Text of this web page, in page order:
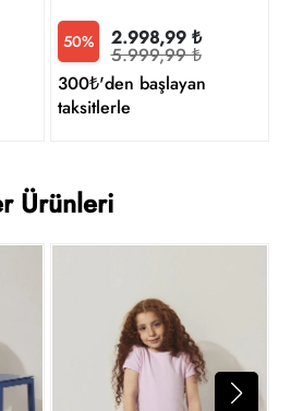
50% 2.998,99 ₺
5.999,99 ₺
300₺'den başlayan
taksitlerle
Ürünleri